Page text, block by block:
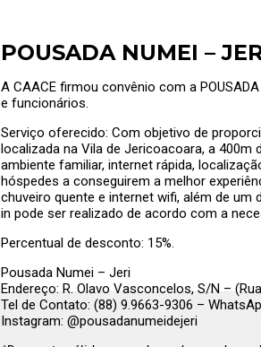
POUSADA NUMEI –
A CAACE firmou convênio com a
e funcionários.
Serviço oferecido: Com objetivo de
localizada na Vila de Jericoacoara, a
ambiente familiar, internet rápida,
hóspedes a conseguirem a melhor
chuveiro quente e internet wifi, além de
in pode ser realizado de acordo com a
Percentual de desconto: 15%.
Pousada Numei – Jeri
Endereço: R. Olavo Vasconcelos, S/N –
Tel de Contato: (88) 9.9663-9306 –
Instagram: @‌pousadanumeidejeri